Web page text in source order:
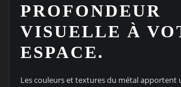
PROFONDEUR
VISUELLE À
ESPACE.
Les couleurs et textures du métal apportent